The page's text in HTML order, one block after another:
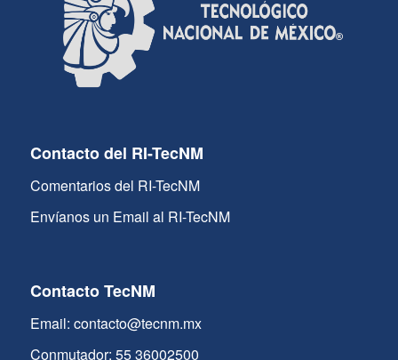
Contacto del RI-TecNM
Comentarios del RI-TecNM
Envíanos un Email al RI-TecNM
Contacto TecNM
Email: contacto@tecnm.mx
Conmutador: 55 36002500